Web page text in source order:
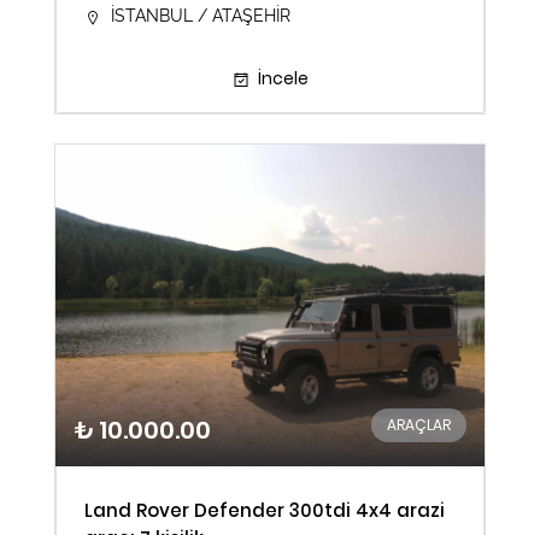
İSTANBUL / ATAŞEHİR
İncele
₺ 10.000.00 ARAÇLAR
Land Rover Defender 300tdi 4x4 arazi